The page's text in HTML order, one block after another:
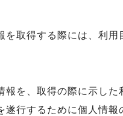
を取得する際には、利
報を、取得の際に示し
遂行するために個人情